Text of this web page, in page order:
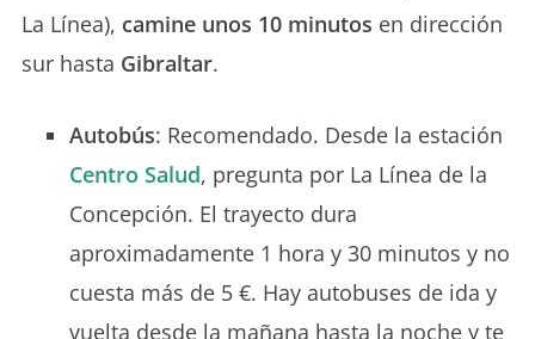
La Línea), camine unos 10 minutos en dirección
sur hasta Gibraltar.
Autobús: Recomendado. Desde la estación
Centro Salud, pregunta por La Línea de la
Concepción. El trayecto dura
aproximadamente 1 hora y 30 minutos y no
cuesta más de 5 €. Hay autobuses de ida y
vuelta desde la mañana hasta la noche y te